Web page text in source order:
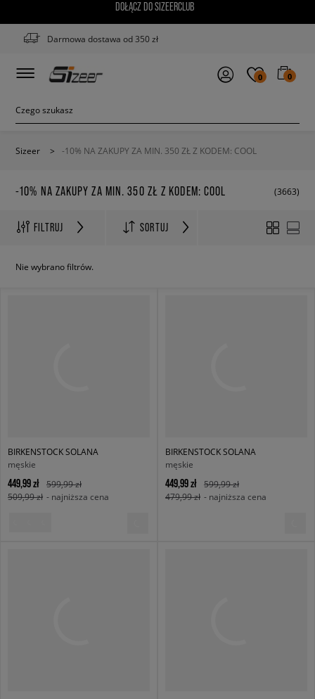
DOŁĄCZ DO SIZEERCLUB
Darmowa dostawa od 350 zł
0 0
Sizeer > -10% NA ZAKUPY ZA MIN. 350 ZŁ Z KODEM: COOL
-10% NA ZAKUPY ZA MIN. 350 ZŁ Z KODEM: COOL (3663)
FILTRUJ SORTUJ
Nie wybrano filtrów.
BIRKENSTOCK SOLANA
męskie
449,99 zł
599,99 zł
509,99 zł - najniższa cena
BIRKENSTOCK SOLANA
męskie
449,99 zł
599,99 zł
479,99 zł - najniższa cena